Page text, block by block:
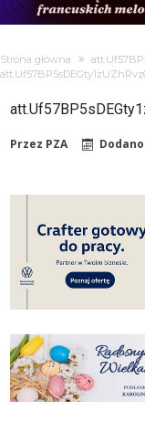
Strona główna
Przez PZA